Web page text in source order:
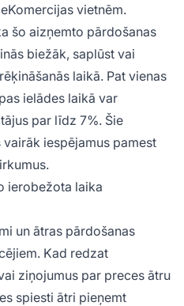
vietnēm.
šo aizņemto pārdošanas
biežāk, saplūst vai
laikā. Pat vienas
ielādes laikā var
par līdz 7%. Šie
iespējamus pamest
ierobežota laika
un ātras pārdošanas
Kad redzat
ziņojumus par preces ātru
spiesti ātri pieņemt